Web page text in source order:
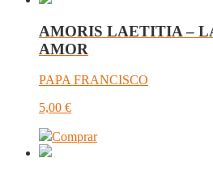
AMORIS LAETITIA –
AMOR
PAPA FRANCISCO
5,00 €
Comprar